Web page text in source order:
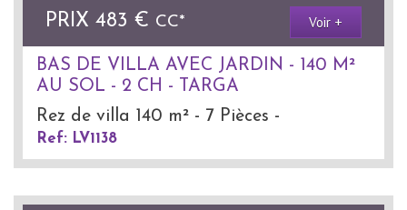
PRIX 483 € CC* Voir +
BAS DE VILLA AVEC JARDIN - 140 M²
AU SOL - 2 CH - TARGA
Rez de villa 140 m² - 7 Pièces -
Ref: LV1138